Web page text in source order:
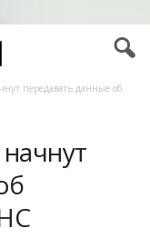
передавать данные об